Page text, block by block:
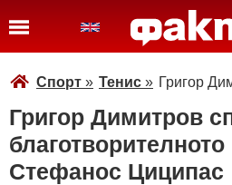
Спорт » Тенис » Григор
Григор Димитров
Стефанос Циципас